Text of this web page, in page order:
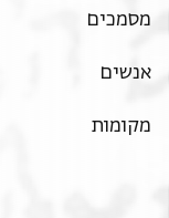
מסמכים
אנשים
מקומות